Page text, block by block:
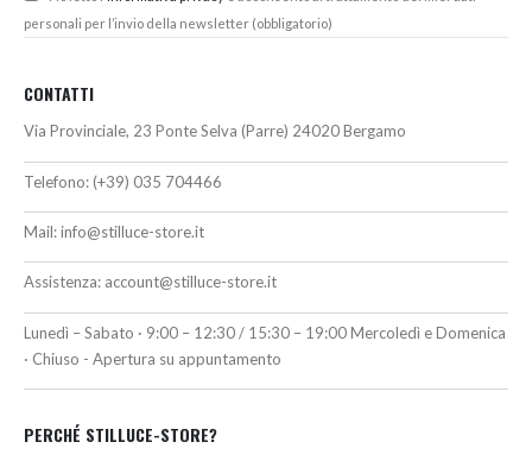
personali per l’invio della newsletter (obbligatorio)
CONTATTI
Via Provinciale, 23 Ponte Selva (Parre) 24020 Bergamo
Telefono: (+39) 035 704466
Mail:info@stilluce-store.it
Assistenza: account@stilluce-store.it
Lunedì – Sabato · 9:00 – 12:30 / 15:30 – 19:00 Mercoledì e Domenica
· Chiuso - Apertura su appuntamento
PERCHÉ STILLUCE-STORE?